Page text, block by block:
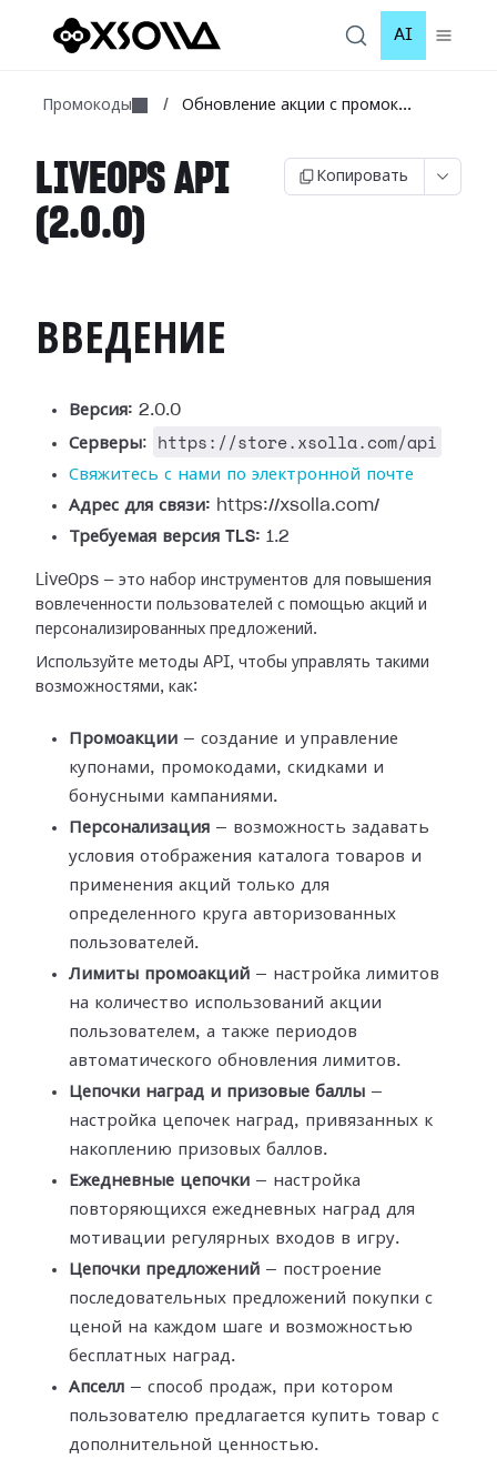
AI
Промокоды / Обновление акции с промок...
LIVEOPS API
(2.0.0)
Копировать
ВВЕДЕНИЕ
Версия: 2.0.0
Серверы: https://store.xsolla.com/api
Свяжитесь с нами по электронной почте
Адрес для связи: https://xsolla.com/
Требуемая версия TLS: 1.2
LiveOps — это набор инструментов для повышения
вовлеченности пользователей с помощью акций и
персонализированных предложений.
Используйте методы API, чтобы управлять такими
возможностями, как:
Промоакции — создание и управление
купонами, промокодами, скидками и
бонусными кампаниями.
Персонализация — возможность задавать
условия отображения каталога товаров и
применения акций только для
определенного круга авторизованных
пользователей.
Лимиты промоакций — настройка лимитов
на количество использований акции
пользователем, а также периодов
автоматического обновления лимитов.
Цепочки наград и призовые баллы —
настройка цепочек наград, привязанных к
накоплению призовых баллов.
Ежедневные цепочки — настройка
повторяющихся ежедневных наград для
мотивации регулярных входов в игру.
Цепочки предложений — построение
последовательных предложений покупки с
ценой на каждом шаге и возможностью
бесплатных наград.
Апселл — способ продаж, при котором
пользователю предлагается купить товар с
дополнительной ценностью.